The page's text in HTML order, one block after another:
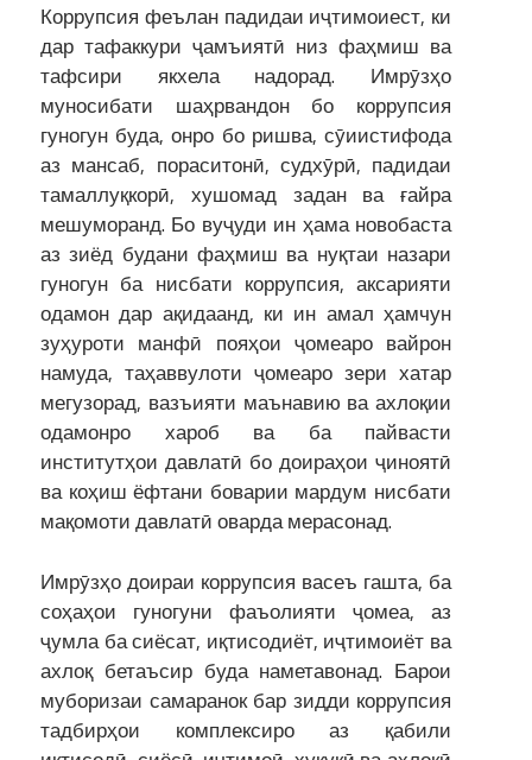
Коррупсия феълан падидаи иҷтимоиест, ки
дар тафаккури ҷамъиятӣ низ фаҳмиш ва
тафсири якхела надорад. Имрӯзҳо
муносибати шаҳрвандон бо коррупсия
гуногун буда, онро бо ришва, сӯиистифода
аз мансаб, пораситонӣ, судхӯрӣ, падидаи
тамаллуқкорӣ, хушомад задан ва ғайра
мешуморанд. Бо вуҷуди ин ҳама новобаста
аз зиёд будани фаҳмиш ва нуқтаи назари
гуногун ба нисбати коррупсия, аксарияти
одамон дар ақидаанд, ки ин амал ҳамчун
зуҳуроти манфӣ пояҳои ҷомеаро вайрон
намуда, таҳаввулоти ҷомеаро зери хатар
мегузорад, вазъияти маънавию ва ахлоқии
одамонро хароб ва ба пайвасти
институтҳои давлатӣ бо доираҳои ҷиноятӣ
ва коҳиш ёфтани боварии мардум нисбати
мақомоти давлатӣ оварда мерасонад.
Имрӯзҳо доираи коррупсия васеъ гашта, ба
соҳаҳои гуногуни фаъолияти ҷомеа, аз
ҷумла ба сиёсат, иқтисодиёт, иҷтимоиёт ва
ахлоқ бетаъсир буда наметавонад. Барои
муборизаи самаранок бар зидди коррупсия
тадбирҳои комплексиро аз қабили